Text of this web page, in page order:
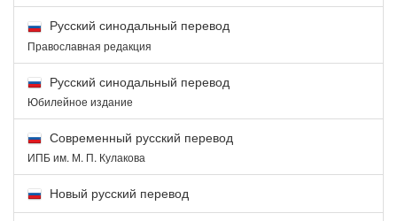
Русский синодальный перевод
Православная редакция
Русский синодальный перевод
Юбилейное издание
Современный русский перевод
ИПБ им. М. П. Кулакова
Новый русский перевод